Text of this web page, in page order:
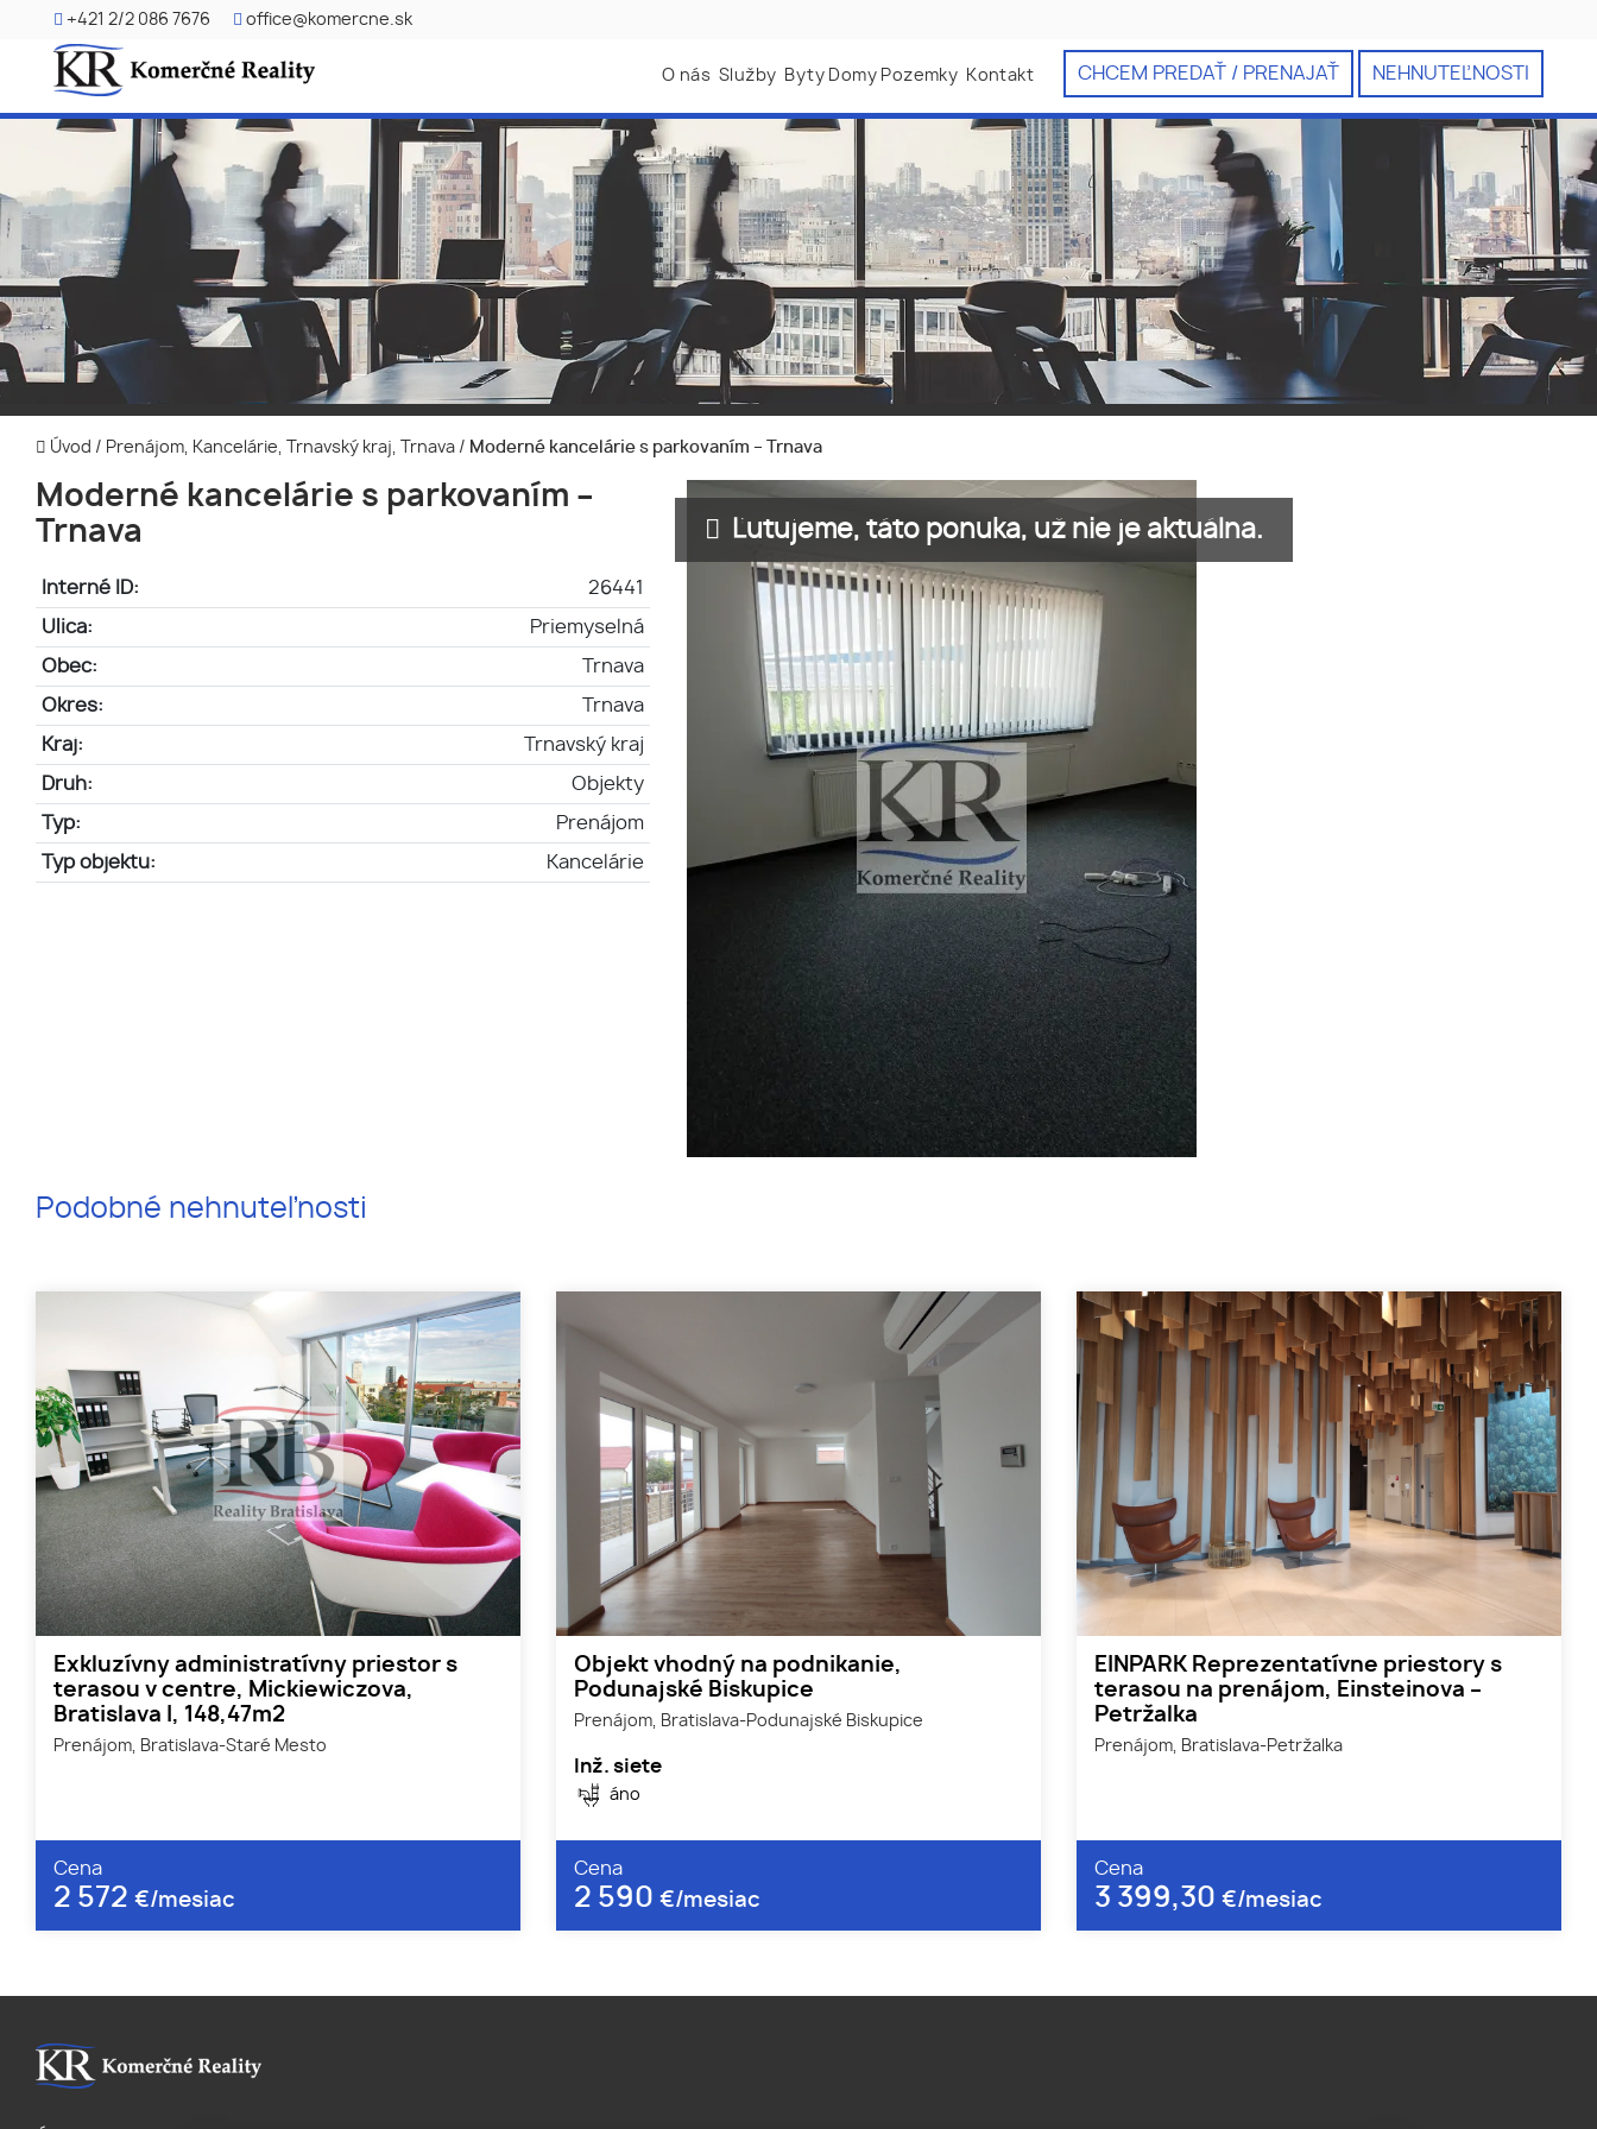
+421 2/2 086 7676 office@komercne.sk
CHCEM PREDAŤ / PRENAJAŤ NEHNUTEĽNOSTI
O nás Služby Byty Domy Pozemky Kontakt
Úvod / Prenájom, Kancelárie, Trnavský kraj, Trnava / Moderné kancelárie s parkovaním – Trnava
Moderné kancelárie s parkovaním –
Trnava
Interné ID: 26441
Ulica: Priemyselná
Obec: Trnava
Okres: Trnava
Kraj: Trnavský kraj
Druh: Objekty
Typ: Prenájom
Typ objektu: Kancelárie
Ľutujeme, táto ponuka, už nie je aktuálna.
Podobné nehnuteľnosti
Exkluzívny administratívny priestor s
terasou v centre, Mickiewiczova,
Bratislava I, 148,47m2
Prenájom, Bratislava-Staré Mesto
Cena
2 572 €/mesiac
Objekt vhodný na podnikanie,
Podunajské Biskupice
Prenájom, Bratislava-Podunajské Biskupice
Inž. siete
áno
Cena
2 590 €/mesiac
EINPARK Reprezentatívne priestory s
terasou na prenájom, Einsteinova –
Petržalka
Prenájom, Bratislava-Petržalka
Cena
3 399,30 €/mesiac